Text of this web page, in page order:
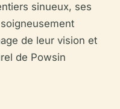
sinueux, ses
de leur vision et
de Powsin